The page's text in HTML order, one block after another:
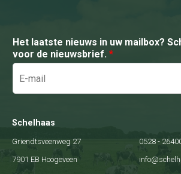
Het laatste nieuws in uw mailbox?
voor de nieuwsbrief. *
Schelhaas
Griendtsveenweg 27
7901 EB Hoogeveen
0528 -